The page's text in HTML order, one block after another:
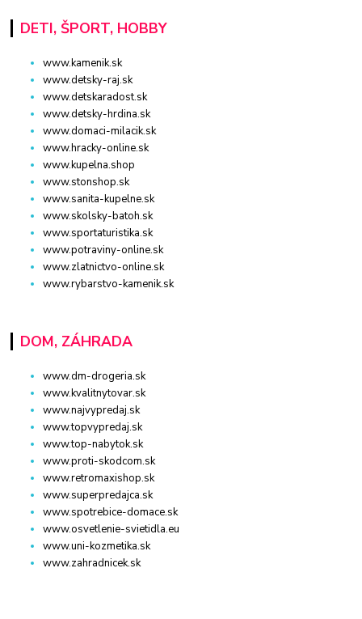
DETI, ŠPORT, HOBBY
www.kamenik.sk
www.detsky-raj.sk
www.detskaradost.sk
www.detsky-hrdina.sk
www.domaci-milacik.sk
www.hracky-online.sk
www.kupelna.shop
www.stonshop.sk
www.sanita-kupelne.sk
www.skolsky-batoh.sk
www.sportaturistika.sk
www.potraviny-online.sk
www.zlatnictvo-online.sk
www.rybarstvo-kamenik.sk
DOM, ZÁHRADA
www.dm-drogeria.sk
www.kvalitnytovar.sk
www.najvypredaj.sk
www.topvypredaj.sk
www.top-nabytok.sk
www.proti-skodcom.sk
www.retromaxishop.sk
www.superpredajca.sk
www.spotrebice-domace.sk
www.osvetlenie-svietidla.eu
www.uni-kozmetika.sk
www.zahradnicek.sk